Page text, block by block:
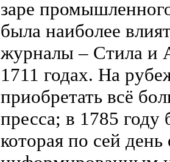
заре
была наиболее
журналы – Стила и
1711 годах. На
приобретать всё
пресса; в 1785 году
которая по сей день